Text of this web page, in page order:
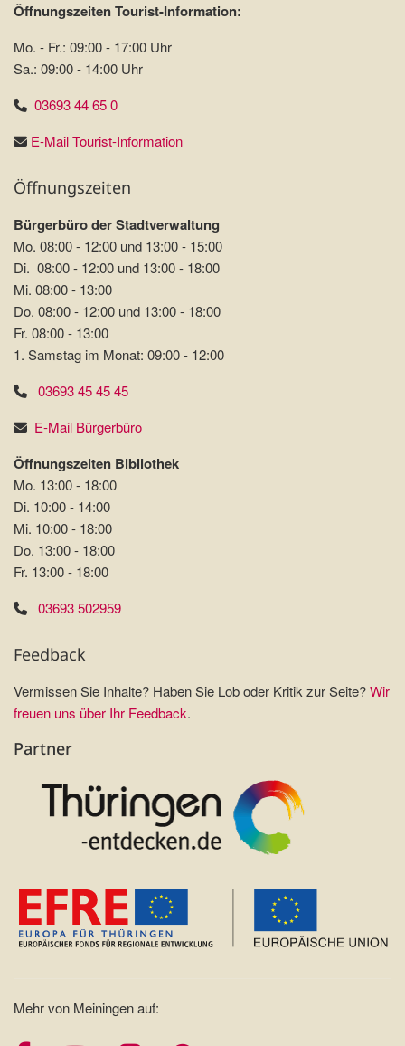
Öffnungszeiten Tourist-Information:
Mo. - Fr.: 09:00 - 17:00 Uhr
Sa.: 09:00 - 14:00 Uhr
03693 44 65 0
E-Mail Tourist-Information
Öffnungszeiten
Bürgerbüro der Stadtverwaltung
Mo. 08:00 - 12:00 und 13:00 - 15:00
Di. 08:00 - 12:00 und 13:00 - 18:00
Mi. 08:00 - 13:00
Do. 08:00 - 12:00 und 13:00 - 18:00
Fr. 08:00 - 13:00
1. Samstag im Monat: 09:00 - 12:00
03693 45 45 45
E-Mail Bürgerbüro
Öffnungszeiten Bibliothek
Mo. 13:00 - 18:00
Di. 10:00 - 14:00
Mi. 10:00 - 18:00
Do. 13:00 - 18:00
Fr. 13:00 - 18:00
03693 502959
Feedback
Vermissen Sie Inhalte? Haben Sie Lob oder Kritik zur Seite?Wir
freuen uns über Ihr Feedback.
Partner
Mehr von Meiningen auf: